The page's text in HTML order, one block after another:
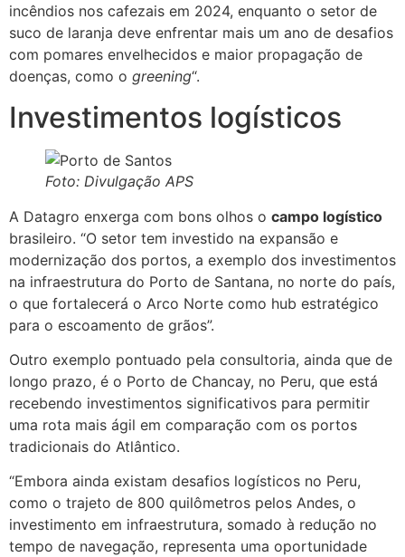
incêndios nos cafezais em 2024, enquanto o setor de
suco de laranja deve enfrentar mais um ano de desafios
com pomares envelhecidos e maior propagação de
doenças, como o greening“.
Investimentos logísticos
Foto: Divulgação APS
A Datagro enxerga com bons olhos o campo logístico
brasileiro. “O setor tem investido na expansão e
modernização dos portos, a exemplo dos investimentos
na infraestrutura do Porto de Santana, no norte do país,
o que fortalecerá o Arco Norte como hub estratégico
para o escoamento de grãos”.
Outro exemplo pontuado pela consultoria, ainda que de
longo prazo, é o Porto de Chancay, no Peru, que está
recebendo investimentos significativos para permitir
uma rota mais ágil em comparação com os portos
tradicionais do Atlântico.
“Embora ainda existam desafios logísticos no Peru,
como o trajeto de 800 quilômetros pelos Andes, o
investimento em infraestrutura, somado à redução no
tempo de navegação, representa uma oportunidade